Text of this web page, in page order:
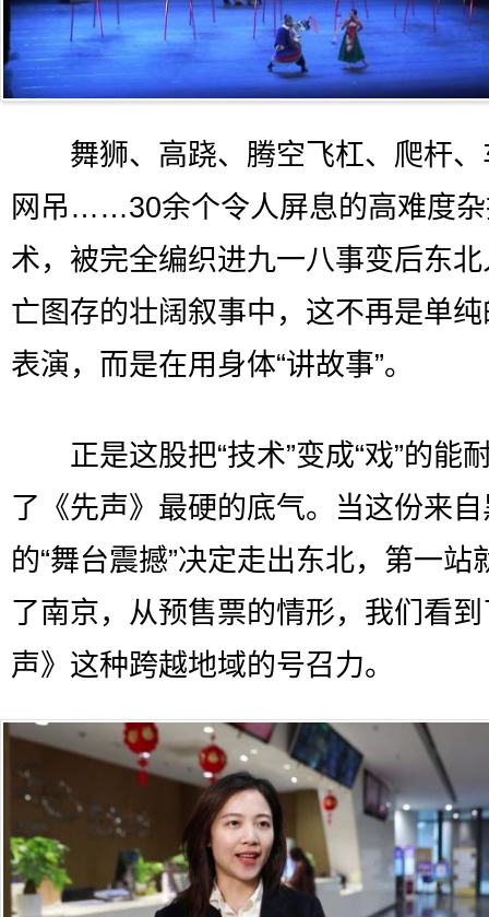
舞狮、高跷、腾空飞杠、爬杆、
网吊……30余个令人屏息的高难度
术，被完全编织进九一八事变后东
亡图存的壮阔叙事中，这不再是单
表演，而是在用身体“讲故事”。
正是这股把“技术”变成“戏”的能
了《先声》最硬的底气。当这份来
的“舞台震撼”决定走出东北，第一站
了南京，从预售票的情形，我们看
声》这种跨越地域的号召力。